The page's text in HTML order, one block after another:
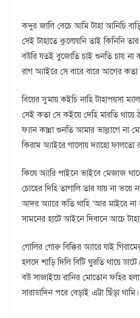
কদুর জালি বেচে আমি টাহা আনিচি
সেই টাহাতে কুলোয়নি তাই কিনিনি তার
বউরি যতই বুজোতি চাই শুনতি চায় না
রাগ অ্যাইরে সে বারে বারে আগের কতা
বিয়ের সুমায় কইচি নাহি টাহাপয়সা
সেই কতা সে কইয়ে দেহি মারতি থায়ে
ফ্যান কান্না শুনতি আমার ভাল্লাগে না
কিরাম অ্যাইরে গালোয় দ্যাহো ফালতো
কিযে অ্যারি পাইনে ভাইবে মেজাজ
চোহের দিহি তাগালি তার যায় না ভয়ে
আদর অ্যারে কতি থাহি ‘আর মাইরে না
সামনের হাটে আইনে দিবানে আচে
গোলির গোরু বিক্কির অ্যারে যাই
হলদে শাড়ি দিলি বিটি ঘুরতি থায়ে ডাটে।
বউ সাজাইয়ে রানির মোতোন ফহির
সারাডাদিন পরে বেড়াই এট্টা ছিঁড়া থামি।